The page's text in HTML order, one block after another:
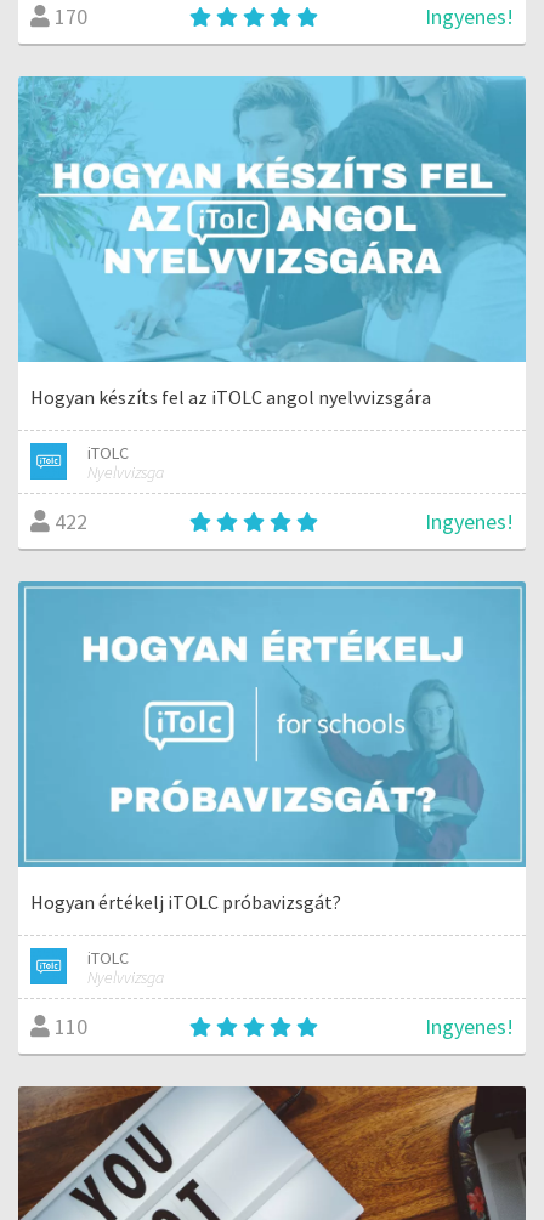
170 Ingyenes!
Hogyan készíts fel az iTOLC angol nyelvvizsgára
iTOLC
Nyelvvizsga
422 Ingyenes!
Hogyan értékelj iTOLC próbavizsgát?
iTOLC
Nyelvvizsga
110 Ingyenes!